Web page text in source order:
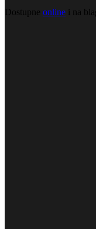
Dostupne online i na